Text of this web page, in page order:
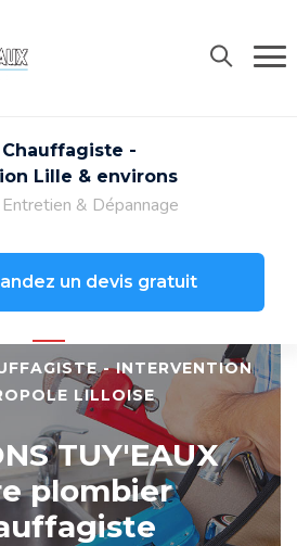
91
-
Lille & environs
& Dépannage
un devis gratuit
- INTERVENTION
LILLOISE
TUY'EAUX
plombier